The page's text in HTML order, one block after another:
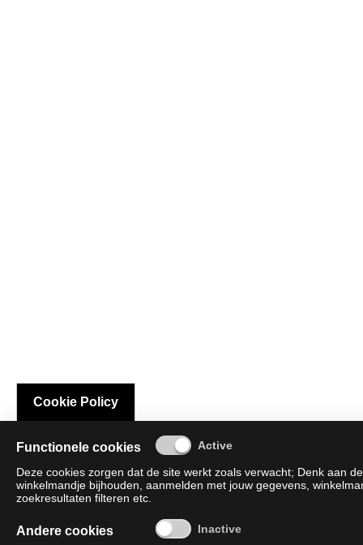
Cookie Policy
Functionele cookies
Deze cookies zorgen dat de site werkt zoals verwacht; Denk aan
winkelmandje bijhouden, aanmelden met jouw gegevens,
zoekresultaten filteren etc.
Andere cookies